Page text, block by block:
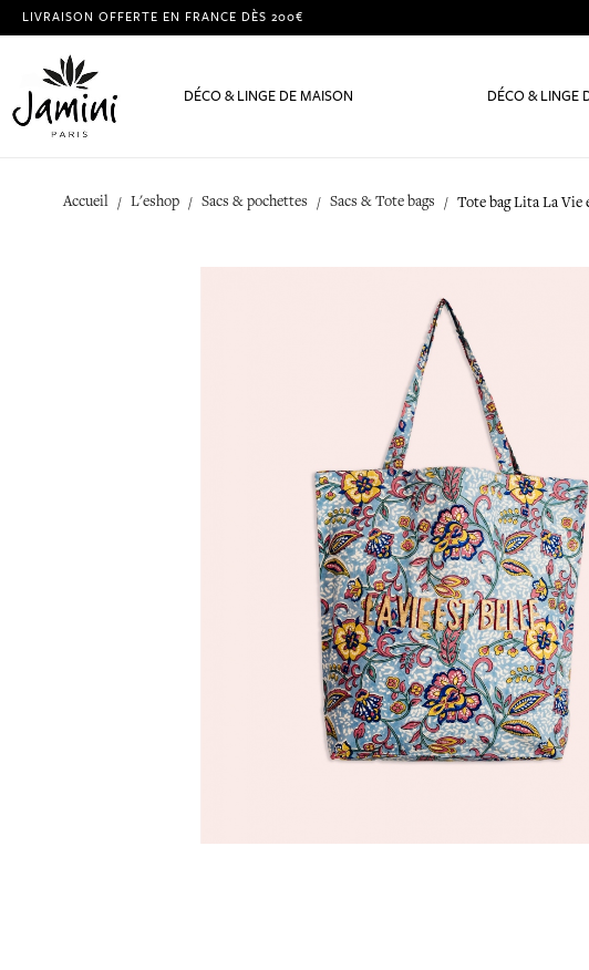
LIVRAISON OFFERTE EN FRANCE DÈS 200€
DÉCO & LINGE DE MAISON DÉCO & LINGE
Accueil L'eshop Sacs & pochettes Sacs & Tote bags Tote bag Lita La Vie